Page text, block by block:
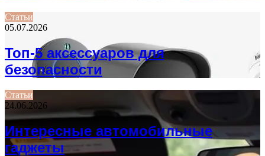
Статьи
05.07.2026
Топ-5 аксессуаров для
безопасности
Статьи
24.06.2026
Интересные автомобильные
гаджеты